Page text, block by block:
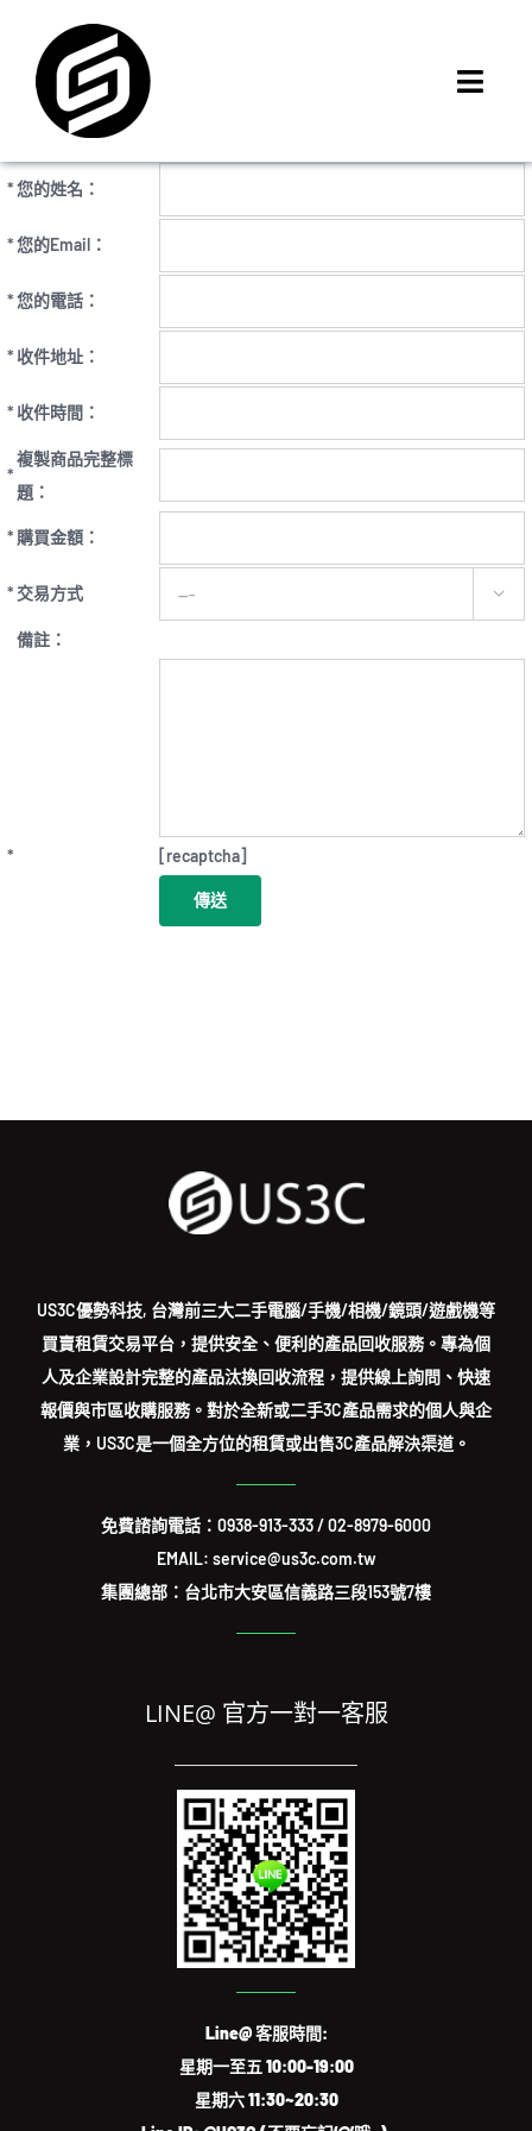
content
門市據點
iMCheck APP
iPhone 回收價
MSI 舊換新
最新資訊
聯絡我們
*您的姓名：
*您的Email：
*您的電話：
* 收件地址：
* 收件時間：
*
複製商品完整標
題：
* 購買金額：
* 交易方式 
備註：
* [recaptcha]
US3C優勢科技, 台灣前三大二手電腦/手機/相機/鏡頭/遊戲機等
買賣租賃交易平台，提供安全、便利的產品回收服務。專為個
人及企業設計完整的產品汰換回收流程，提供線上詢問、快速
報價與市區收購服務。對於全新或二手3C產品需求的個人與企
業，US3C是一個全方位的租賃或出售3C產品解決渠道。
免費諮詢電話： 0938-913-333/02-8979-6000
EMAIL: service@us3c.com.tw
集團總部：台北市大安區信義路三段153號7樓
LINE@ 官方一對一客服
Line@ 客服時間:
星期一至五 10:00-19:00
星期六 11:30~20:30